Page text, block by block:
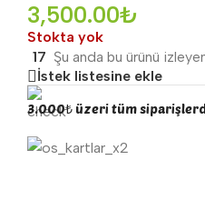
3,500.00₺
Stokta yok
17 Şu anda bu ürünü
İstek listesine ekle
3.000₺ üzeri tüm